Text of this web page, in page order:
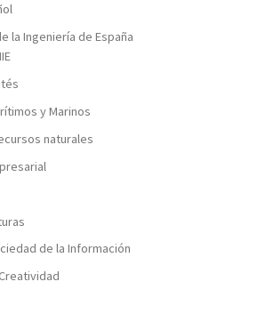
la Ingeniería de España
y Marinos
naturales
de la Información